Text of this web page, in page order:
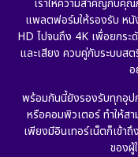
เราให้ความสำคัญกับคุ
แพลตฟอร์มให้รองรับ ห
HD ไปจนถึง 4K เพื่อยกร
และเสียง ควบคู่กับระบบส
อ
พร้อมกันนี้ยังรองรับทุกอุป
หรือคอมพิวเตอร์ ทำให้ส
เพียงมีอินเทอร์เน็ตก็เข้า
ของผู้